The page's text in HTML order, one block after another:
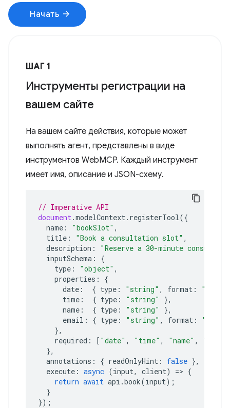
Начать arrow_forward
ШАГ 1
Инструменты регистрации на
вашем сайте
На вашем сайте действия, которые может
выполнять агент, представлены в виде
инструментов WebMCP. Каждый инструмент
имеет имя, описание и JSON-схему.
// Imperative API
document.modelContext. registerTool({
name : "bookSlot" ,
title : "Book a consultation slot" ,
description :
"Reserve a 30-minute
inputSchema :
{
type : "object" ,
properties :
{
date : { type : "string" , format :
"date"
time : { type : "string"
},
name : { type : "string"
},
email : { type : "string" , format :
},
required : [ "date" , "time" , "name" ,
},
annotations : { readOnlyHint : false },
execute : async (input, client) => {
return await api .book(input);
}
});